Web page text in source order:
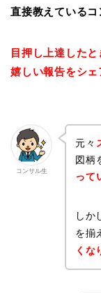
直接教えているコ
目押し上達したと
嬉しい報告をシェ
コンサル生
元々
図柄
って
しか
を揃
くな